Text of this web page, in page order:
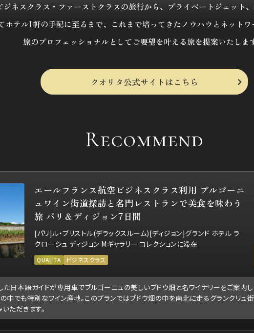
ジネスクラス・ファーストクラスの旅行から、プライベートジェット、
ホテル1軒の手配に至るまで、これまで培ってきたノウハウとネットワ
旅のプロフェッショナルとしてご要望を叶える旅を提案いたしま
クオリタ公式サイトはこちら
Recommend
エールフランス航空ビジネスクラス利用 ブルゴーニ
ュワイン街道探訪と名門レストランで美食を味わう
旅 パリ＆ディジョン7日間
[パリ]ル・ブリストル(デラックスルーム)[ディジョン]グランド ホテル ラ
クローシュ ディジョン Mギャラリー コレクションに滞在
QUALITA ビジネスクラス
た日本語ガイドが専用車でブルゴーニュの美しいブドウ畑と名ワイナリーをご案内
中でも特別なワイン産地。このプランではブドウ畑の中を南北に走るグランクリュ
ただきます。